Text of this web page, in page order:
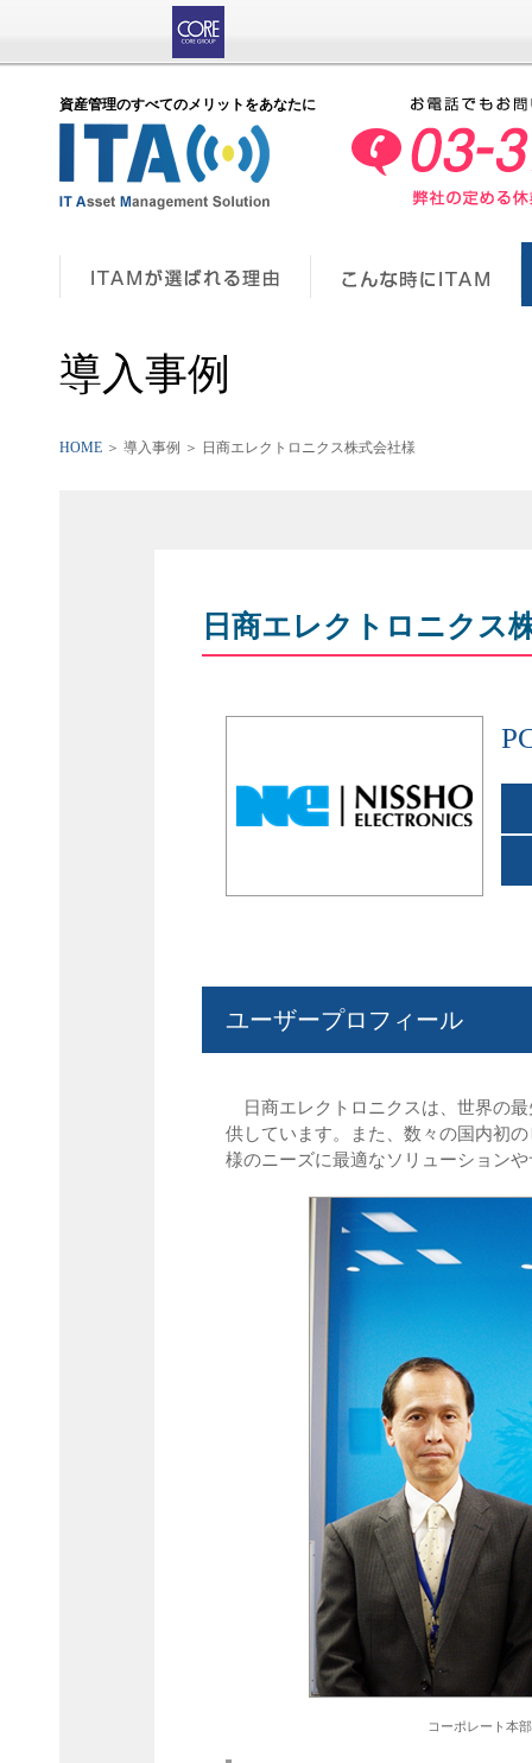
資産管理のすべてのメリットをあなたに
導入事例
HOME ＞ 導入事例 ＞ 日商エレクトロニクス株式会社様
日商エレクトロニクス
ユーザープロフィール
日商エレクトロニクスは、世界の
供しています。また、数々の国内初
様のニーズに最適なソリューション
コーポレート本